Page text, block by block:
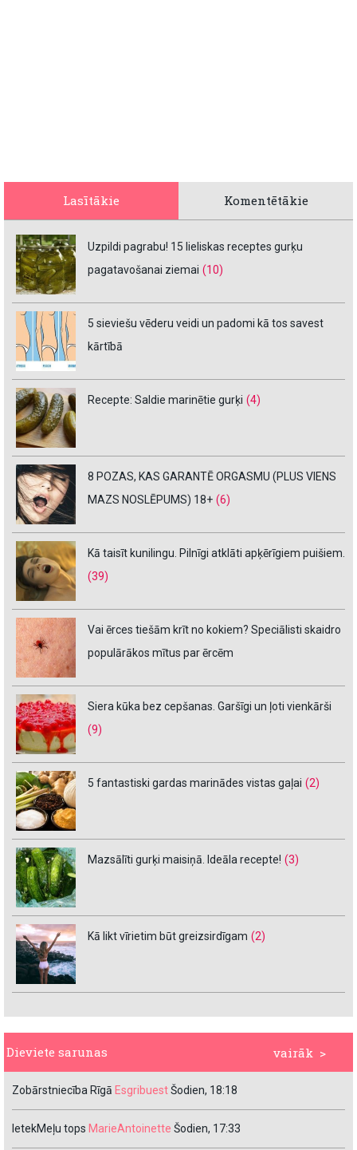
Lasītākie Komentētākie
Uzpildi pagrabu! 15 lieliskas receptes gurķu
pagatavošanai ziemai (10)
5 sieviešu vēderu veidi un padomi kā tos savest
kārtībā
Recepte: Saldie marinētie gurķi (4)
8 POZAS, KAS GARANTĒ ORGASMU (PLUS VIENS
MAZS NOSLĒPUMS) 18+ (6)
Kā taisīt kunilingu. Pilnīgi atklāti apķērīgiem puišiem.
(39)
Vai ērces tiešām krīt no kokiem? Speciālisti skaidro
populārākos mītus par ērcēm
Siera kūka bez cepšanas. Garšīgi un ļoti vienkārši
(9)
5 fantastiski gardas marinādes vistas gaļai (2)
Mazsālīti gurķi maisiņā. Ideāla recepte! (3)
Kā likt vīrietim būt greizsirdīgam (2)
vairāk >
Dieviete sarunas
Zobārstniecība Rīgā EsgribuestŠodien, 18:18
IetekMeļu tops MarieAntoinette Šodien, 17:33